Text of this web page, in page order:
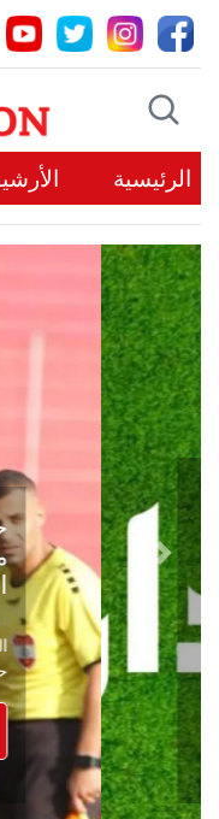
الرئيسية
حكاية
محسن
الأولى
بعد موسم
الدرجة
حسم ل...
إقرأ الخبر
Previous